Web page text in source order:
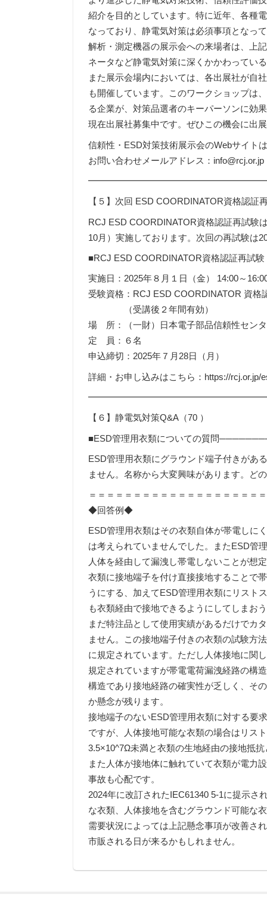
紹介を目的としています。特に近年、各種
なっており、静電気対策は必須事項となっ
解析・測定機器の展示会への来場者は、上
ネータなど静電気対策に深くかかわってい
また展示会場内においては、各出展社が自
も開催しています。このワークショップは
る企業が、対策品選者のキーパーソンに効
現在出展社募集中です。ぜひこの機会に出
信頼性・ESD対策技術展示会のWebサイト
お問い合わせメールアドレス：info@rcj.or.jp
【５】次回 ESD COORDINATOR資格認証
RCJ ESD COORDINATOR資格認証再試験
10月）実施しております。次回の再試験は
■RCJ ESD COORDINATOR資格認証
実施日：2025年８月１日（金） 14:00～
受験資格：RCJ ESD COORDINATOR 資格
（受講後２年間有効）
場 所：（一財）日本電子部品信頼性セン
定 員：６名
申込締切：2025年７月28日（月）
詳細・お申し込みはこちら：https://rcj.or.jp/
【６】静電気対策Q&A（70 ）
■ESD管理用衣類についての質問
ESD管理用衣類にグラウンド端子付きがあ
ません。名称から大変興味があります。ど
＝＝＝＝＝＝＝＝＝＝＝＝＝＝＝＝＝＝＝
◆回答例◆
ESD管理用衣類はその衣類自体が帯電しに
は考えられていませんでした。またESD管
人体を経由して漏洩し帯電しないことが想
衣類に接地端子を付け直接接地することで
うにする、加えてESD管理用衣類にリスト
も衣類経由で接地できるようにしてしまお
まだ特注品として使用実績があるだけでカ
ません。この接地端子付きの衣類の試験方
に規定されています。ただし人体接地に関
規定されていますが帯電電荷漏洩経路の構
構造であり接地経路の確実性が乏しく、そ
か懸念が残ります。
接地端子のないESD管理用衣類に対する要
ですが、人体接地可能な衣類の場合はリス
3.5×10^7Ω未満と衣類の生地経由の接地抵
また人体が接地体に触れていて衣類が電力
事故も心配です。
2024年に改訂されたIEC61340 5-1に提示さ
な衣類、人体接地を含むグラウンド可能な
需要状況によっては上記懸念事項が改善さ
市販される日が来るかもしれません。